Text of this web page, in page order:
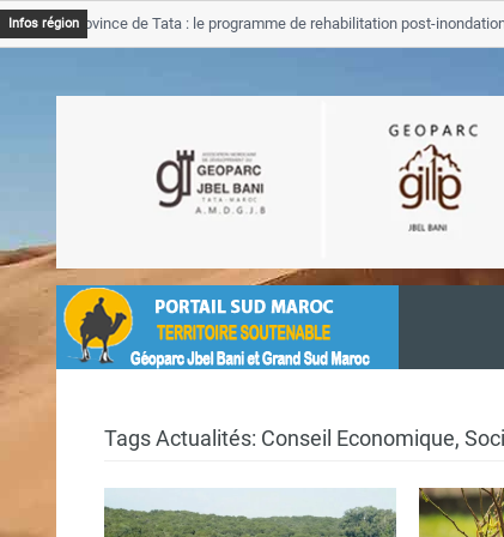
Infos région
Province de Tata : le programme de rehabilitation post-inondations
Tags Actualités: Conseil Economique,